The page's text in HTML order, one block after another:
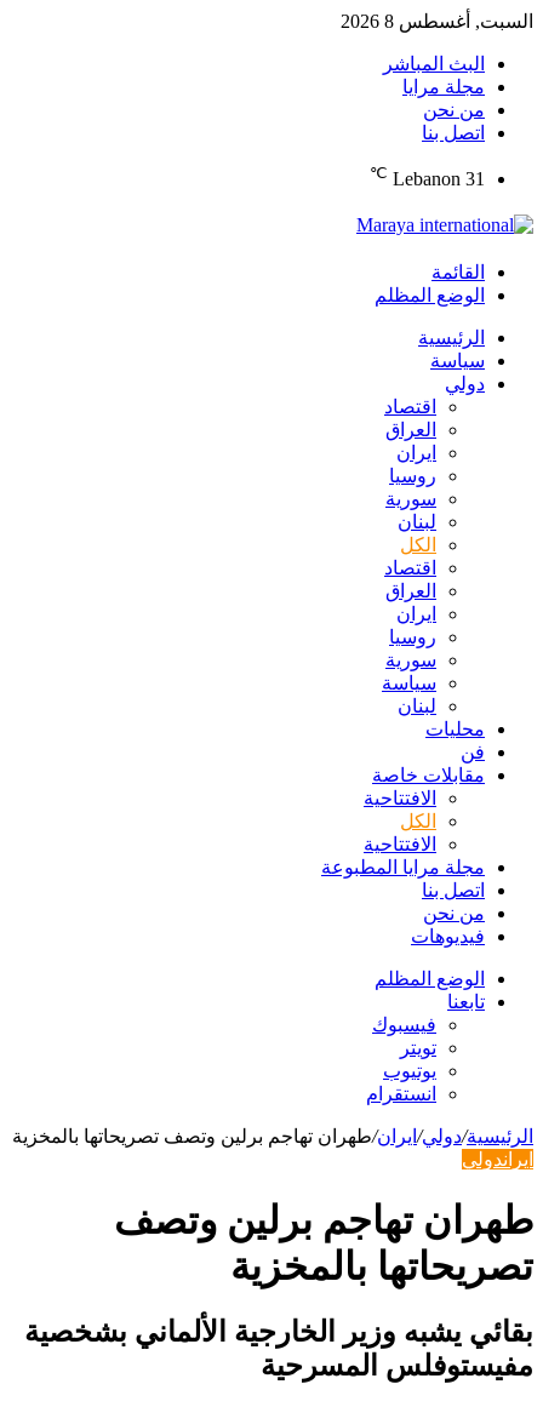
السبت, أغسطس 8 2026
البث المباشر
مجلة مرايا
من نحن
اتصل بنا
Lebanon 31
℃
القائمة
الوضع المظلم
الرئيسية
سياسة
دولي
اقتصاد
العراق
ايران
روسيا
سورية
لبنان
الكل
اقتصاد
العراق
ايران
روسيا
سورية
سياسة
لبنان
محليات
فن
مقابلات خاصة
الافتتاحیة
الكل
الافتتاحیة
مجلة مرايا المطبوعة
اتصل بنا
من نحن
فيديوهات
الوضع المظلم
تابعنا
فيسبوك
تويتر
يوتيوب
انستقرام
الرئيسية/دولي/ ايران/طهران تهاجم برلين وتصف تصريحاتها بالمخزية
ايراندولي
طهران تهاجم برلين وتصف
تصريحاتها بالمخزية
بقائي يشبه وزير الخارجية الألماني بشخصية
مفيستوفلس المسرحية